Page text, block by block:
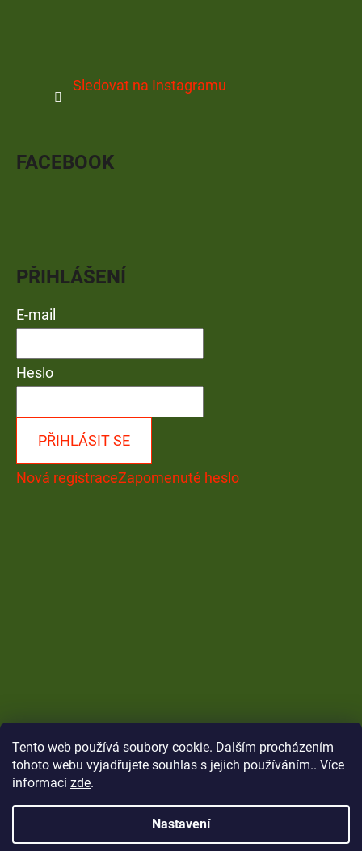
Tento web používá soubory cookie. Dalším procházením
tohoto webu vyjadřujete souhlas s jejich používáním.. Více
informací zde.
Nastavení
Sledovat na Instagramu
FACEBOOK
PŘIHLÁŠENÍ
E-mail
Heslo
PŘIHLÁSIT SE
Nová registraceZapomenuté heslo